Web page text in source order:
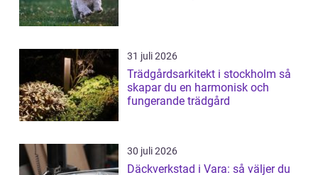
31 juli 2026
Trädgårdsarkitekt i stockholm så
skapar du en harmonisk och
fungerande trädgård
30 juli 2026
Däckverkstad i Vara: så väljer du